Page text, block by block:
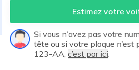
Estimez votre
Si vous n’avez pas votre
tête ou si votre plaque n’est
123-AA, c’est par ici